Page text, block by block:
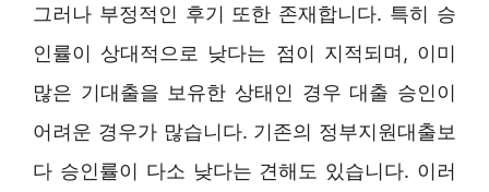
그러나 부정적인 후기 또한 존재합니다. 특히 승
인률이 상대적으로 낮다는 점이 지적되며, 이미
많은 기대출을 보유한 상태인 경우 대출 승인이
어려운 경우가 많습니다. 기존의 정부지원대출보
다 승인률이 다소 낮다는 견해도 있습니다. 이러